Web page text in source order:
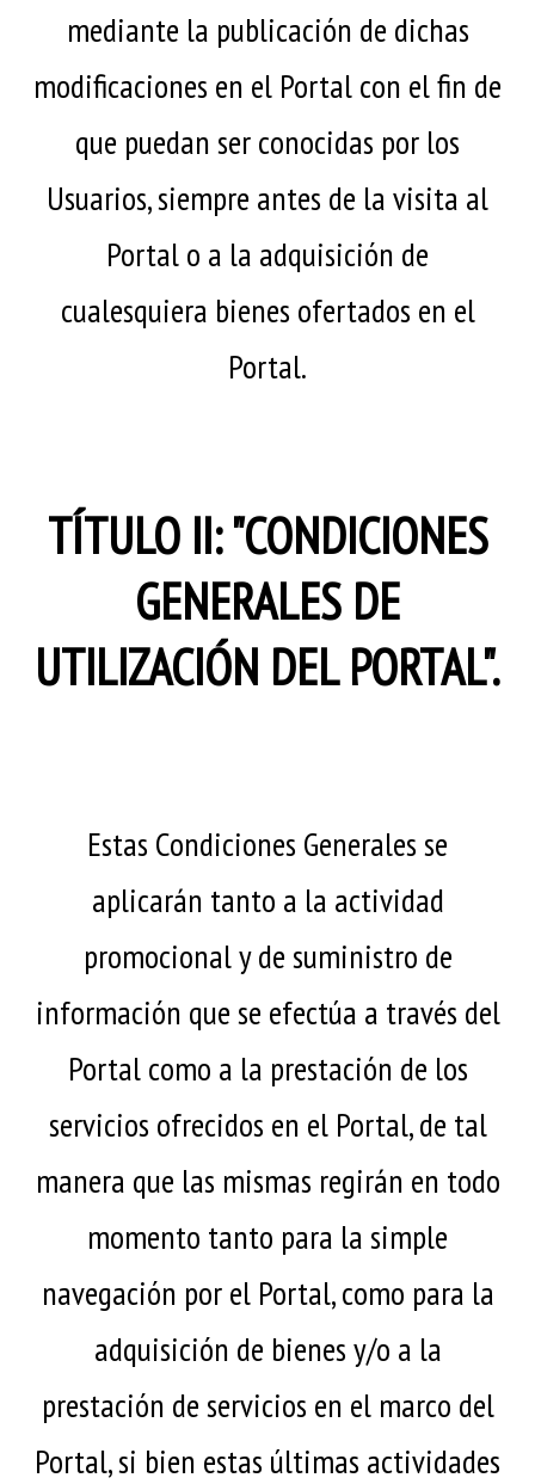
mediante la publicación de dichas
modificaciones en el Portal con el fin de
que puedan ser conocidas por los
Usuarios, siempre antes de la visita al
Portal o a la adquisición de
cualesquiera bienes ofertados en el
Portal.
TÍTULO II: "CONDICIONES
GENERALES DE
UTILIZACIÓN DEL PORTAL".
Estas Condiciones Generales se
aplicarán tanto a la actividad
promocional y de suministro de
información que se efectúa a través del
Portal como a la prestación de los
servicios ofrecidos en el Portal, de tal
manera que las mismas regirán en todo
momento tanto para la simple
navegación por el Portal, como para la
adquisición de bienes y/o a la
prestación de servicios en el marco del
Portal, si bien estas últimas actividades